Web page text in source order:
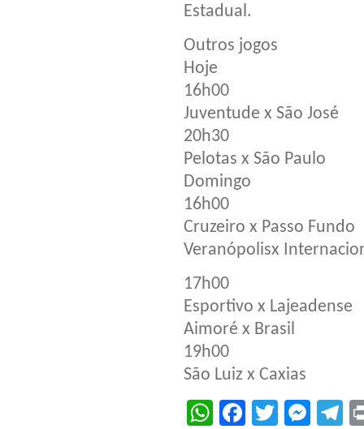
Estadual.
Outros jogos
Hoje
16h00
Juventude x São José
20h30
Pelotas x São Paulo
Domingo
16h00
Cruzeiro x Passo Fundo
Veranópolisx
17h00
Esportivo x Lajeadense
Aimoré x Brasil
19h00
São Luiz x Caxias
WhatsApp
Facebook
Twitter